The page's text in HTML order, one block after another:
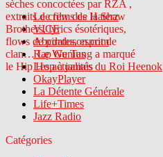
Le crew des Haterz
VICE
Abcdrduson.com
Rap Genius
Les actualités du Roi Heenok
OkayPlayer
La Détente Générale
Life+Times
Jazz Radio
Catégories